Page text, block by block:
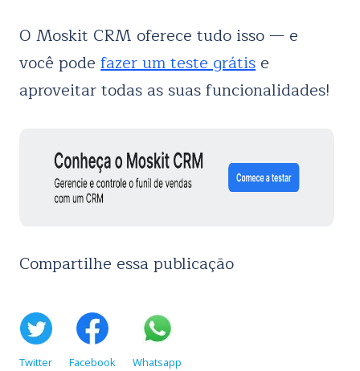
O Moskit CRM oferece tudo isso — e
você podefazer um teste grátise
aproveitar todas as suas funcionalidades!
Compartilhe essa publicação
Twitter Facebook Whatsapp